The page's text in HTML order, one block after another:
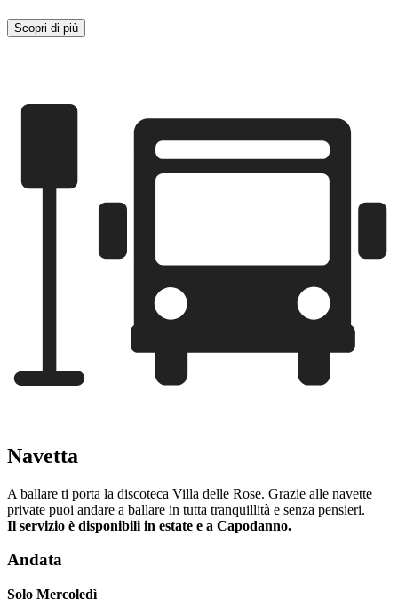
Scopri di più
Navetta
A ballare ti porta la discoteca Villa delle Rose. Grazie alle navette
private puoi andare a ballare in tutta tranquillità e senza pensieri.
Il servizio è disponibili in estate e a Capodanno.
Andata
Solo Mercoledì